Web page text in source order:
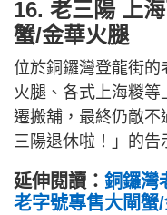
16. 老三陽 上
蟹/金華火腿
位於銅鑼灣登龍街
火腿、各式上海糉
遷搬舖，最終仍敵不
三陽退休啦！」的告
延伸閱讀： 銅鑼灣
老字號專售大閘蟹